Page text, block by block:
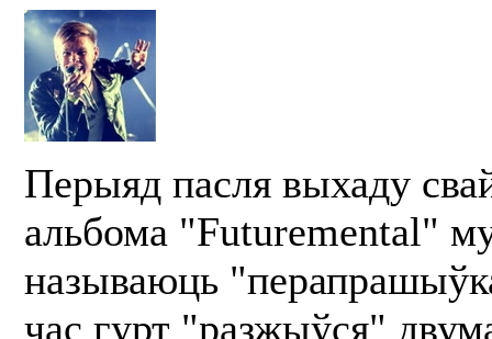
Перыяд пасля выхаду
альбома "Futuremental"
называюць
час гурт "разжыўся"